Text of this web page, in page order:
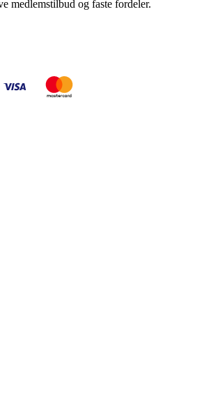
medlemstilbud og faste fordeler.